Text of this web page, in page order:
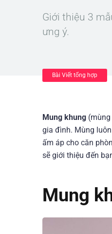
Giới thiệu 3
ưng ý.
Bài Viết tổng hợp
Mung khung
gia đình. Mùng
ấm áp cho căn
sẽ giới thiệu đến
Mung